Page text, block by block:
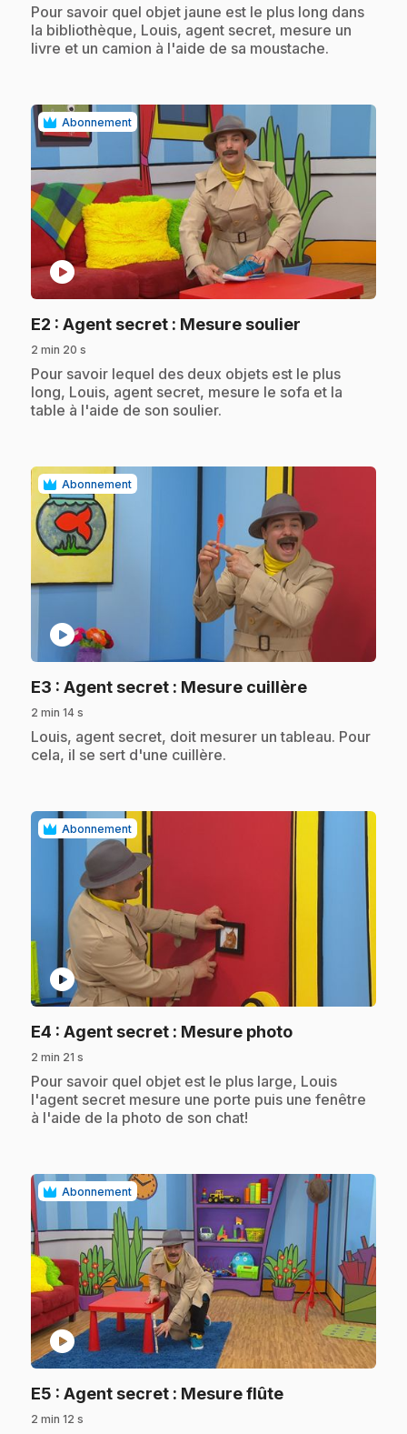
.Pour savoir quel objet jaune est le plus long dans
la bibliothèque, Louis, agent secret, mesure un
livre et un camion à l'aide de sa moustache.
Abonnement
play_circle
E2 : Agent secret : Mesure soulier
2 min 20 s
.Pour savoir lequel des deux objets est le plus
long, Louis, agent secret, mesure le sofa et la
table à l'aide de son soulier.
Abonnement
play_circle
E3 : Agent secret : Mesure cuillère.
2 min 14 s
.Louis, agent secret, doit mesurer un tableau. Pour
cela, il se sert d'une cuillère.
Abonnement
play_circle
E4 : Agent secret : Mesure photo.
2 min 21 s
.Pour savoir quel objet est le plus large, Louis
l'agent secret mesure une porte puis une fenêtre
à l'aide de la photo de son chat!
Abonnement
play_circle
E5 : Agent secret : Mesure flûte.
2 min 12 s